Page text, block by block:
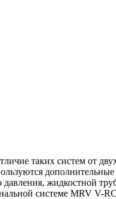
таких систем от
дополнительные
жидкостной
системе MRV V-